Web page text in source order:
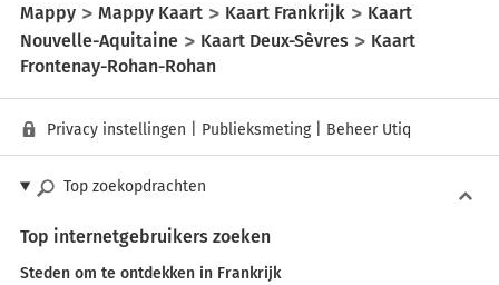
Mappy Mappy Kaart Kaart Frankrijk
Kaart
Nouvelle-Aquitaine
Kaart Deux-Sèvres
Kaart
Frontenay-Rohan-Rohan
Privacy instellingen Publieksmeting| Beheer Utiq
Top zoekopdrachten
Top internetgebruikers zoeken
Steden om te ontdekken in Frankrijk